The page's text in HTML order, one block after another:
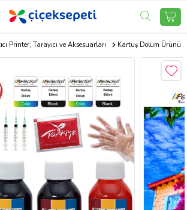
Printer, Tarayıcı ve Aksesuarları Kartuş Dolum Ürünü